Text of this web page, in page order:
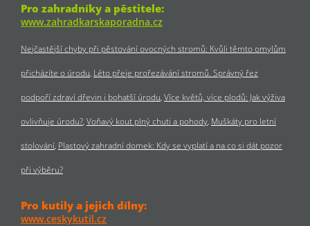
Pro zahradníky a pěstitele:
www.zahradkarskaporadna.cz
Nejčastější chyby při pěstování ovocných stromů: Kvůli těmto omylům
přicházíte o úrodu Léto přeje prořezávání stromů. Správný řez
podpoří zdraví dřevin i bohatší úrodu Více květů, více plodů: Jak výživa
ovlivňuje úrodu? Voňavý kout plný chuti a pohody Muškáty pro letní
stolování Plastový zahradní domek: Kdy se vyplatí a na co si dát pozor
při výběru?
Pro kutily a jejich dílny:
www.ceskykutil.cz